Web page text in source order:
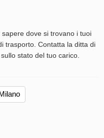
dove si trovano i tuoi
trasporto. Contatta la ditta di
stato del tuo carico.